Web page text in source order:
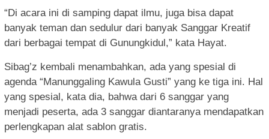
“Di acara ini di samping dapat ilmu, juga bisa dapat
banyak teman dan sedulur dari banyak Sanggar Kreatif
dari berbagai tempat di Gunungkidul,” kata Hayat.
Sibag’z kembali menambahkan, ada yang spesial di
agenda “Manunggaling Kawula Gusti” yang ke tiga ini. Hal
yang spesial, kata dia, bahwa dari 6 sanggar yang
menjadi peserta, ada 3 sanggar diantaranya mendapatkan
perlengkapan alat sablon gratis.